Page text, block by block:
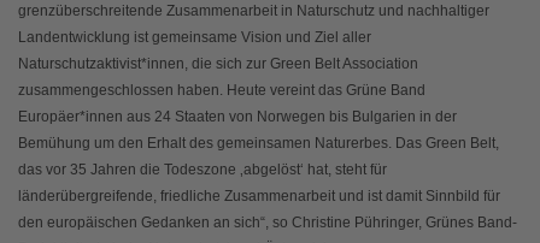
grenzüberschreitende Zusammenarbeit in Naturschutz und nachhaltiger
Landentwicklung ist gemeinsame Vision und Ziel aller
Naturschutzaktivist*innen, die sich zur Green Belt Association
zusammengeschlossen haben. Heute vereint das Grüne Band
Europäer*innen aus 24 Staaten von Norwegen bis Bulgarien in der
Bemühung um den Erhalt des gemeinsamen Naturerbes. Das Green Belt,
das vor 35 Jahren die Todeszone ‚abgelöst‘ hat, steht für
länderübergreifende, friedliche Zusammenarbeit und ist damit Sinnbild für
den europäischen Gedanken an sich“, so Christine Pühringer, Grünes Band-